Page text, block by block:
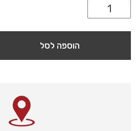
הוספה לסל